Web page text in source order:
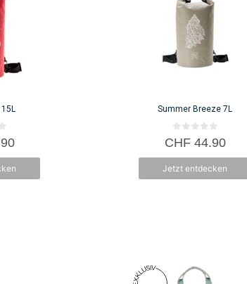
Summer Breeze 7L
0
v
5
CHF44.90
Jetzt entdecken